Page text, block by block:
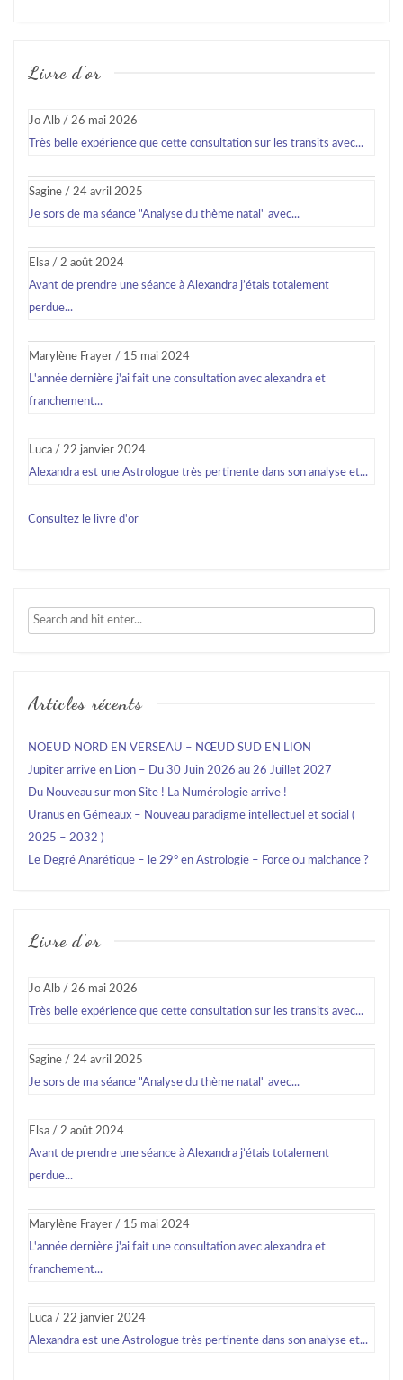
Livre d'or
Jo Alb / 26 mai 2026
Très belle expérience que cette consultation sur les transits avec...
Sagine / 24 avril 2025
Je sors de ma séance "Analyse du thème natal" avec...
Elsa / 2 août 2024
Avant de prendre une séance à Alexandra j’étais totalement
perdue...
Marylène Frayer / 15 mai 2024
L'année dernière j'ai fait une consultation avec alexandra et
franchement...
Luca / 22 janvier 2024
Alexandra est une Astrologue très pertinente dans son analyse et...
Consultez le livre d'or
Articles récents
NOEUD NORD EN VERSEAU – NŒUD SUD EN LION
Jupiter arrive en Lion – Du 30 Juin 2026 au 26 Juillet 2027
Du Nouveau sur mon Site ! La Numérologie arrive !
Uranus en Gémeaux – Nouveau paradigme intellectuel et social (
2025 – 2032 )
Le Degré Anarétique – le 29° en Astrologie – Force ou malchance ?
Livre d'or
Jo Alb / 26 mai 2026
Très belle expérience que cette consultation sur les transits avec...
Sagine / 24 avril 2025
Je sors de ma séance "Analyse du thème natal" avec...
Elsa / 2 août 2024
Avant de prendre une séance à Alexandra j’étais totalement
perdue...
Marylène Frayer / 15 mai 2024
L'année dernière j'ai fait une consultation avec alexandra et
franchement...
Luca / 22 janvier 2024
Alexandra est une Astrologue très pertinente dans son analyse et...